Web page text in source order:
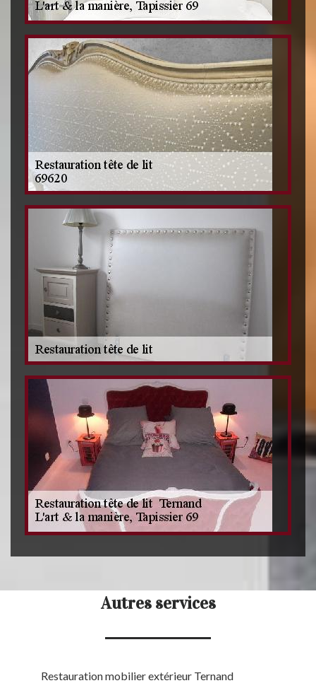
Autres services
Restauration mobilier extérieur Ternand